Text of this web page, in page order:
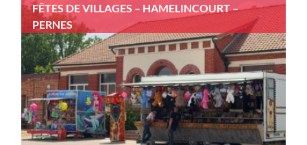
FÊTES DE VILLAGES – HAMELINCOURT –
PERNES